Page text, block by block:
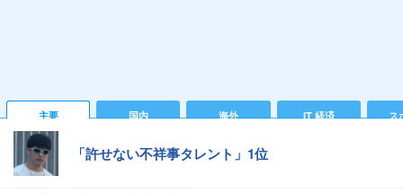
主要 国内 海外 IT 経済 ス
「許せない不祥事タレント」1位